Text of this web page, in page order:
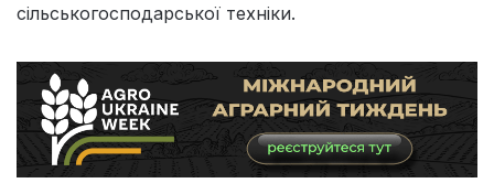
сільськогосподарської техніки.